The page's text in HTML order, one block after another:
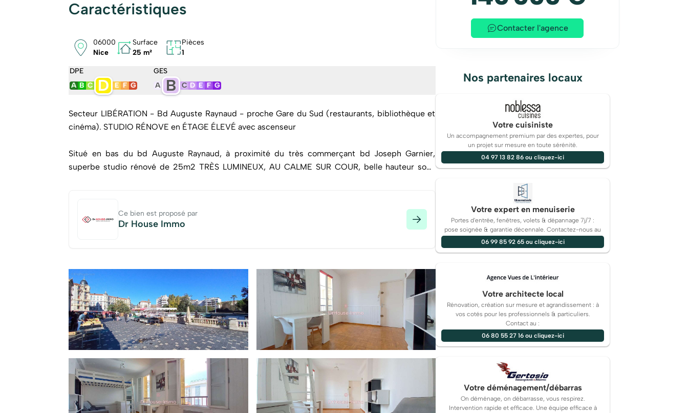
Caractéristiques
06000
Nice
Surface
25 m²
Pièces
1
DPE
A B C D E F G
GES
A
B C D E F G
Secteur LIBÉRATION - Bd Auguste Raynaud - proche Gare du Sud (restaurants, bibliothèque et
cinéma). STUDIO RÉNOVE en ÉTAGE ÉLEVÉ avec ascenseur
Situé en bas du bd Auguste Raynaud, à proximité du très commerçant bd Joseph Garnier,
superbe studio rénové de 25m2 TRÈS LUMINEUX, AU CALME SUR COUR, belle hauteur sous
écoles et restaurants à proximité immédiate. A 10min à pieds de la prestigieuse université
VALROSE.
ascenseur, chauffage électrique individuel. Taxe foncière : 680 euros
Idéal 1er achat ou investissement locatif, locations saisonnières autorisées Ce bien vous est
présenté par Michael Hazan, votre conseiller indépendant Dr House Immo.
Ce bien est proposé par
Dr House Immo
Contacter l'agence
Nos partenaires locaux
Votre cuisiniste
Un accompagnement premium par des expertes, pour
un projet sur mesure en toute sérénité.
04 97 13 82 86 ou cliquez-ici
Votre expert en menuiserie
Portes d'entrée, fenêtres, volets & dépannage 7j/7 :
pose soignée & garantie décennale. Contactez-nous au
06 99 85 92 65 ou cliquez-ici
Votre architecte local
Rénovation, création sur mesure et agrandissement : à
vos cotés pour les professionnels & particuliers.
Contact au :
06 80 55 27 16 ou cliquez-ici
Votre déménagement/débarras
On déménage, on débarrasse, vous respirez.
Intervention rapide et efficace. Une équipe efficace à